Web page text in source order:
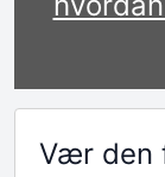
Vær den